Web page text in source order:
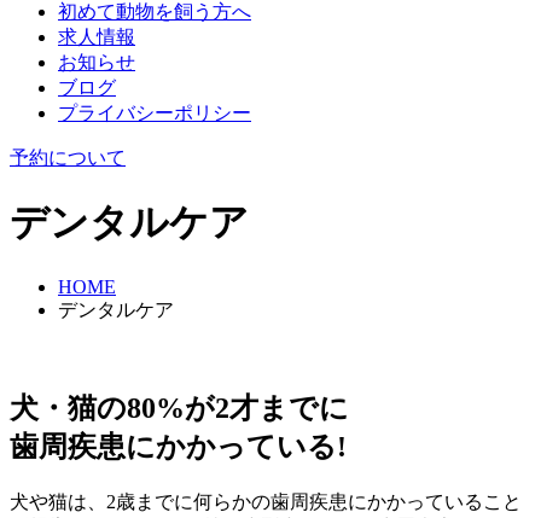
初めて動物を飼う方へ
求人情報
お知らせ
ブログ
プライバシーポリシー
予約について
デンタルケア
HOME
デンタルケア
犬・猫の80%が2才までに
⻭周疾患にかかっている!
犬や猫は、2歳までに何らかの⻭周疾患にかかっていること